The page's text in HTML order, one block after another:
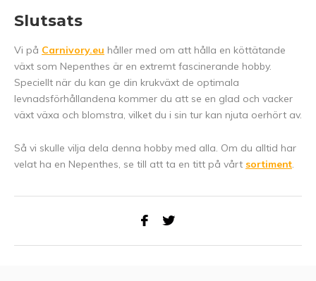
Slutsats
Vi på Carnivory.eu håller med om att hålla en köttätande
växt som Nepenthes är en extremt fascinerande hobby.
Speciellt när du kan ge din krukväxt de optimala
levnadsförhållandena kommer du att se en glad och vacker
växt växa och blomstra, vilket du i sin tur kan njuta oerhört av.
Så vi skulle vilja dela denna hobby med alla. Om du alltid har
velat ha en Nepenthes, se till att ta en titt på vårt sortiment.